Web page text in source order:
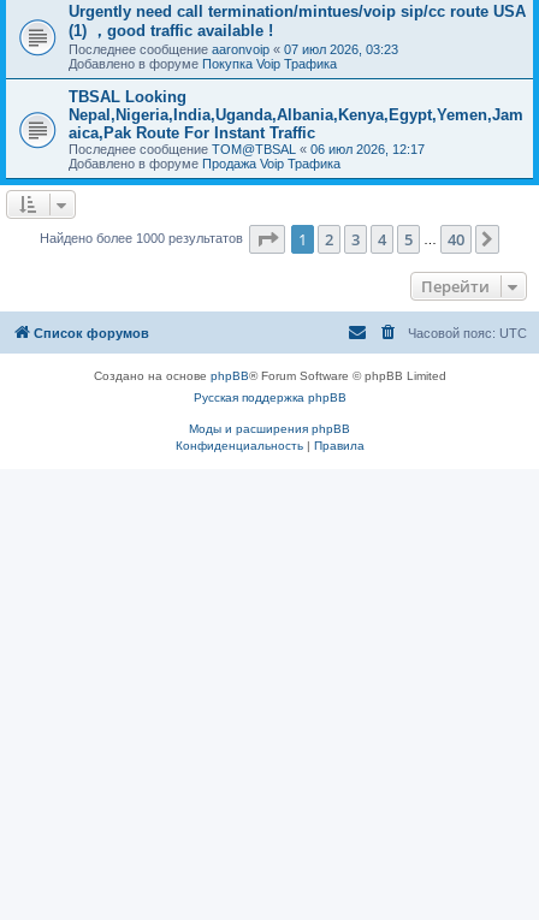
Urgently need call termination/mintues/voip sip/cc route USA
(1) ，good traffic available !
Последнее сообщение aaronvoip « 07 июл 2026, 03:23
Добавлено в форуме Покупка Voip Трафика
TBSAL Looking
Nepal,Nigeria,India,Uganda,Albania,Kenya,Egypt,Yemen,Jam
aica,Pak Route For Instant Traffic
Последнее сообщение TOM@TBSAL « 06 июл 2026, 12:17
Добавлено в форуме Продажа Voip Трафика
Найдено более 1000 результатов Страница из 40
1 2 3 4 5 40
Перейти
Список форумов Часовой пояс: UTC
Создано на основе phpBB® Forum Software © phpBB Limited
Русская поддержка phpBB
Моды и расширения phpBB
Конфиденциальность| Правила